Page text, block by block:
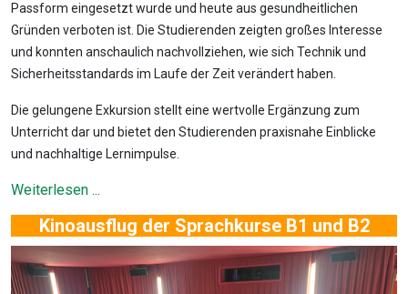
Passform eingesetzt wurde und heute aus gesundheitlichen
Gründen verboten ist. Die Studierenden zeigten großes Interesse
und konnten anschaulich nachvollziehen, wie sich Technik und
Sicherheitsstandards im Laufe der Zeit verändert haben.
Die gelungene Exkursion stellt eine wertvolle Ergänzung zum
Unterricht dar und bietet den Studierenden praxisnahe Einblicke
und nachhaltige Lernimpulse.
Weiterlesen ...
Kinoausflug der Sprachkurse B1 und B2